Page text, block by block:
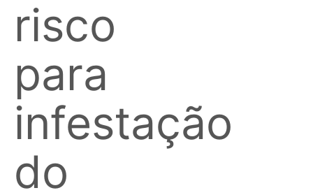
risco
para
infestação
do